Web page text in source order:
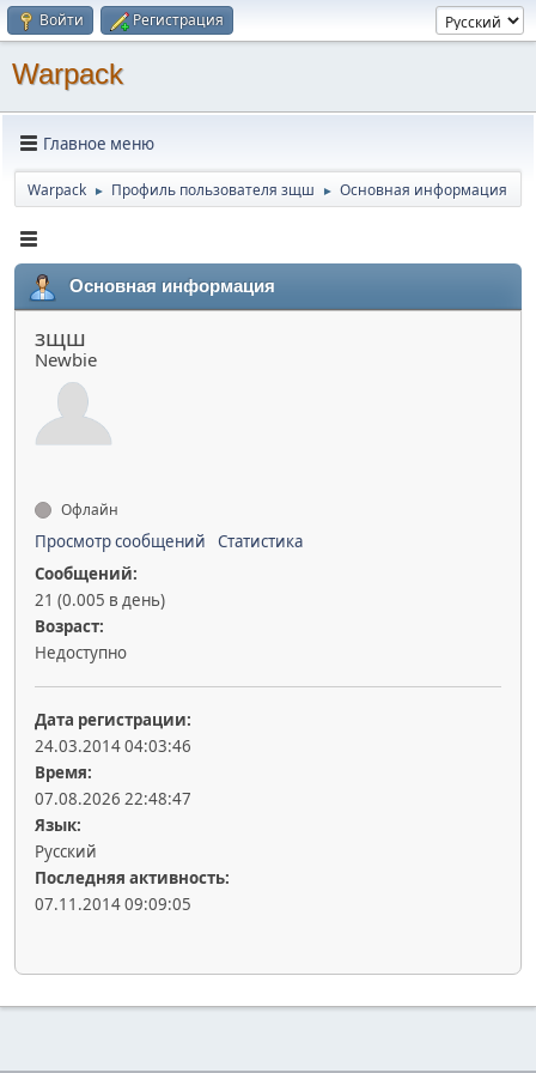
Войти Регистрация
Warpack
Главное меню
Warpack ► Профиль пользователя зщш ► Основная информация
Основная информация
зщш
Newbie
Офлайн
Просмотр сообщений
Статистика
Сообщений:
21 (0.005 в день)
Возраст:
Недоступно
Дата регистрации:
24.03.2014 04:03:46
Время:
07.08.2026 22:48:47
Язык:
Русский
Последняя активность:
07.11.2014 09:09:05